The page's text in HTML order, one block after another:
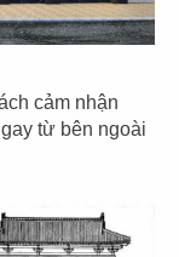
cảm nhận
từ bên ngoài
PAOSAN